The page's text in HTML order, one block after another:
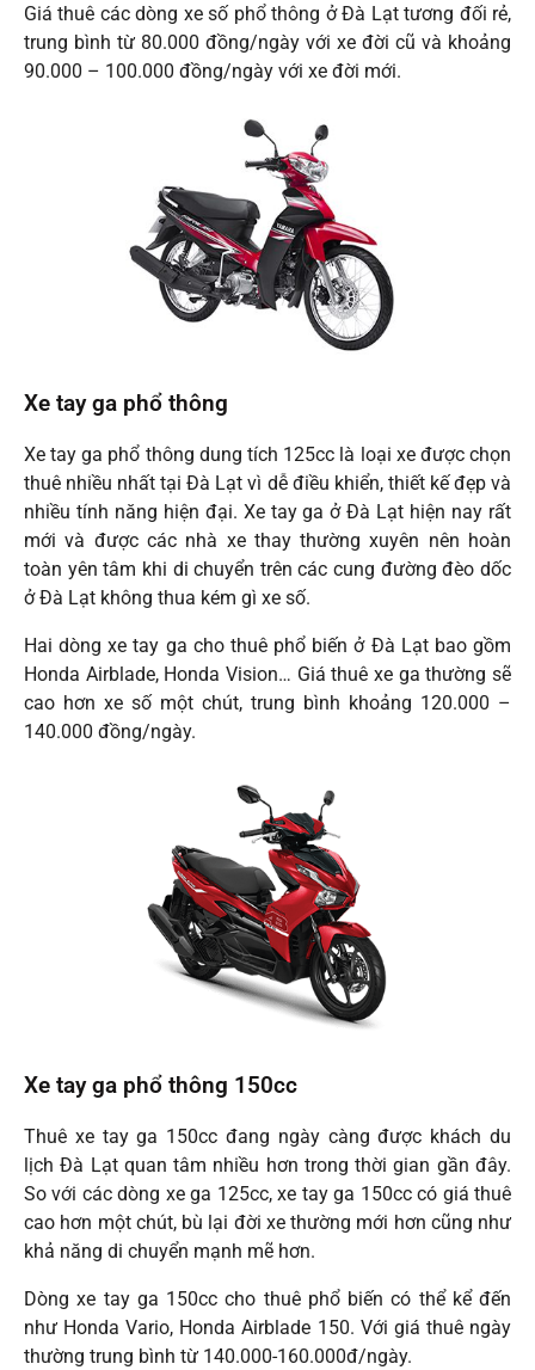
Giá thuê các dòng xe số phổ thông ở Đà Lạt tương đối rẻ,
trung bình từ 80.000 đồng/ngày với xe đời cũ và khoảng
90.000 – 100.000 đồng/ngày với xe đời mới.
Xe tay ga phổ thông
Xe tay ga phổ thông dung tích 125cc là loại xe được chọn
thuê nhiều nhất tại Đà Lạt vì dễ điều khiển, thiết kế đẹp và
nhiều tính năng hiện đại. Xe tay ga ở Đà Lạt hiện nay rất
mới và được các nhà xe thay thường xuyên nên hoàn
toàn yên tâm khi di chuyển trên các cung đường đèo dốc
ở Đà Lạt không thua kém gì xe số.
Hai dòng xe tay ga cho thuê phổ biến ở Đà Lạt bao gồm
Honda Airblade, Honda Vision… Giá thuê xe ga thường sẽ
cao hơn xe số một chút, trung bình khoảng 120.000 –
140.000 đồng/ngày.
Xe tay ga phổ thông 150cc
Thuê xe tay ga 150cc đang ngày càng được khách du
lịch Đà Lạt quan tâm nhiều hơn trong thời gian gần đây.
So với các dòng xe ga 125cc, xe tay ga 150cc có giá thuê
cao hơn một chút, bù lại đời xe thường mới hơn cũng như
khả năng di chuyển mạnh mẽ hơn.
Dòng xe tay ga 150cc cho thuê phổ biến có thể kể đến
như Honda Vario, Honda Airblade 150. Với giá thuê ngày
thường trung bình từ 140.000-160.000đ/ngày.